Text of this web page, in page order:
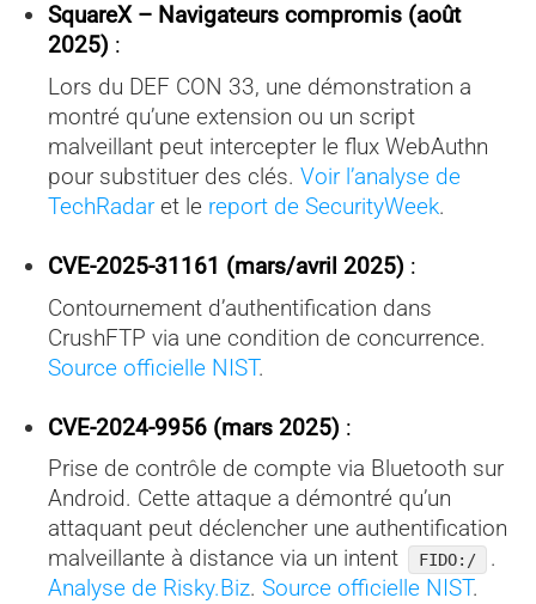
SquareX – Navigateurs compromis (août
2025) :
Lors du DEF CON 33, une démonstration a
montré qu’une extension ou un script
malveillant peut intercepter le flux WebAuthn
pour substituer des clés. Voir l’analyse de
TechRadaret le report de SecurityWeek.
CVE-2025-31161 (mars/avril 2025) :
Contournement d’authentification dans
CrushFTP via une condition de concurrence.
Source officielle NIST.
CVE-2024-9956 (mars 2025) :
Prise de contrôle de compte via Bluetooth sur
Android. Cette attaque a démontré qu’un
attaquant peut déclencher une authentification
malveillante à distance via un intent
FIDO:/
.
Analyse de Risky.Biz. Source officielle NIST.